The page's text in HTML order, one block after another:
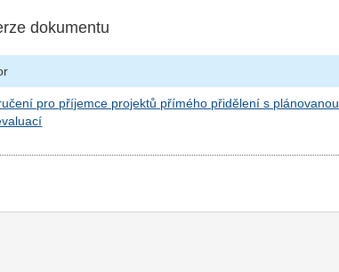
dokumentu
pro příjemce projektů přímého přidělení s plánovanou